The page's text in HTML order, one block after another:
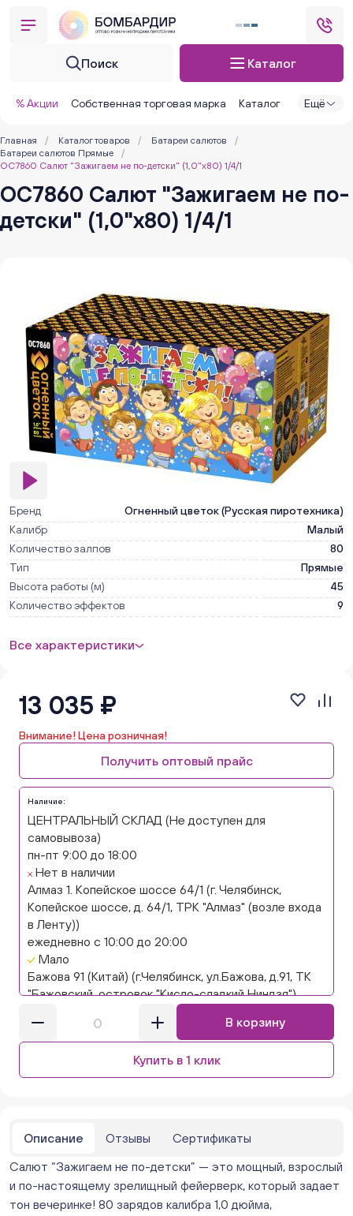
Поиск Каталог
% Акции Собственная торговая марка Каталог Ещё
Главная / Каталог товаров / Батареи салютов
/
Батареи салютов Прямые
/
ОС7860 Салют "Зажигаем не по-детски" (1,0"х80) 1/4/1
ОС7860 Салют "Зажигаем не по-
детски" (1,0"х80) 1/4/1
Бренд
Огненный цветок (Русская пиротехника)
Калибр
Малый
Количество залпов
80
Тип
Прямые
Высота работы (м)
45
Количество эффектов
9
Все характеристики
13 035 ₽
Внимание! Цена розничная!
Получить оптовый прайс
Наличие:
ЦЕНТРАЛЬНЫЙ СКЛАД (Не доступен для
самовывоза)
пн-пт 9:00 до 18:00
Нет в наличии
Алмаз 1. Копейское шоссе 64/1 (г. Челябинск,
Копейское шоссе, д. 64/1, ТРК "Алмаз" (возле входа
в Ленту))
ежедневно с 10:00 до 20:00
Мало
Бажова 91 (Китай) (г.Челябинск, ул.Бажова, д.91, ТК
"Бажовский, островок "Кисло-сладкий Ниндзя")
ежедневно с 10:00 до 20:00
Нет в наличии
Бажова 91 Цветы (г. Челябинск, ул.Бажова, д91/1 (на
ежедневно с 10:00 до 20:00
ежедневно с 10:00 до 20:00
Краснопольский 13г (Цветы) (Краснопольский, 13Г)
ежедневно с 10:00 до 20:00
Нет в наличии
В корзину
Купить в 1 клик
Описание Отзывы
Сертификаты
Салют “Зажигаем не по-детски” — это мощный, взрослый
и по-настоящему зрелищный фейерверк, который задает
тон вечеринке! 80 зарядов калибра 1,0 дюйма,